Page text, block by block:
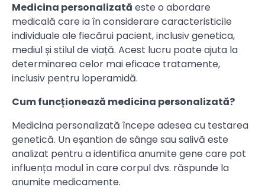
Medicina personalizată este o abordare
medicală care ia în considerare caracteristicile
individuale ale fiecărui pacient, inclusiv genetica,
mediul și stilul de viață. Acest lucru poate ajuta la
determinarea celor mai eficace tratamente,
inclusiv pentru loperamidă.
Cum funcționează medicina personalizată?
Medicina personalizată începe adesea cu testarea
genetică. Un eșantion de sânge sau salivă este
analizat pentru a identifica anumite gene care pot
influența modul în care corpul dvs. răspunde la
anumite medicamente.